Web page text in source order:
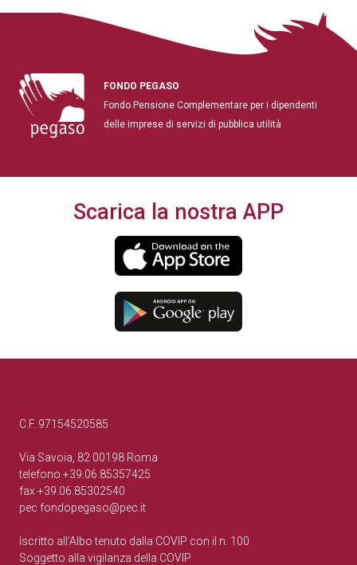
FONDO PEGASO
Fondo Pensione Complementare per i dipendenti
delle imprese di servizi di pubblica utilità
Scarica la nostra APP
C.F. 97154520585
Via Savoia, 82 00198 Roma
telefono +39.06.85357425
fax +39.06.85302540
pec fondopegaso@pec.it
Iscritto all’Albo tenuto dalla COVIP con il n. 100
Soggetto alla vigilanza della COVIP